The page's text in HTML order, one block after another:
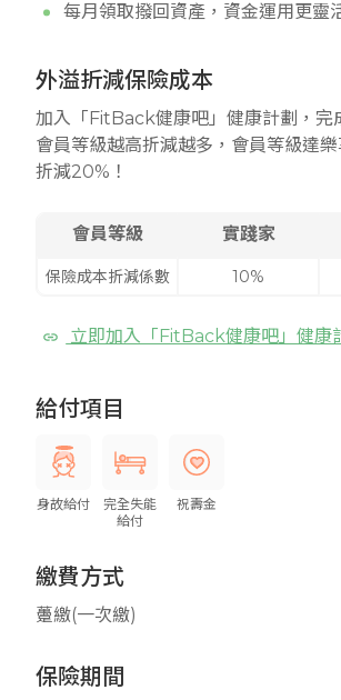
每月領取撥回資產，資金運用更靈
外溢折減保險成本
加入「FitBack健康吧」健康計劃，完
會員等級越高折減越多，會員等級達
折減20%！
會員等級 實踐家
保險成本折減係數 10%
立即加入「FitBack健康吧」健康
給付項目
身故給付
完全失能
給付
祝壽金
繳費方式
躉繳(一次繳)
保險期間